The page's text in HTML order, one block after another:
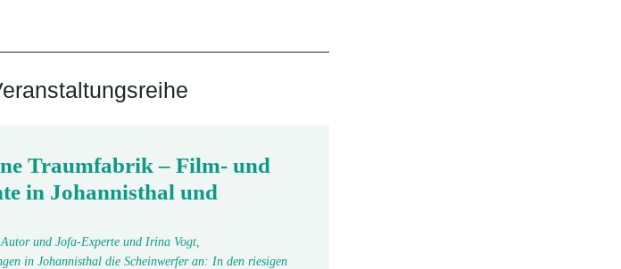
Traumfabrik – Film- und
in Johannisthal und
und Jofa-Experte und Irina Vogt,
in Johannisthal die Scheinwerfer an: In den riesigen